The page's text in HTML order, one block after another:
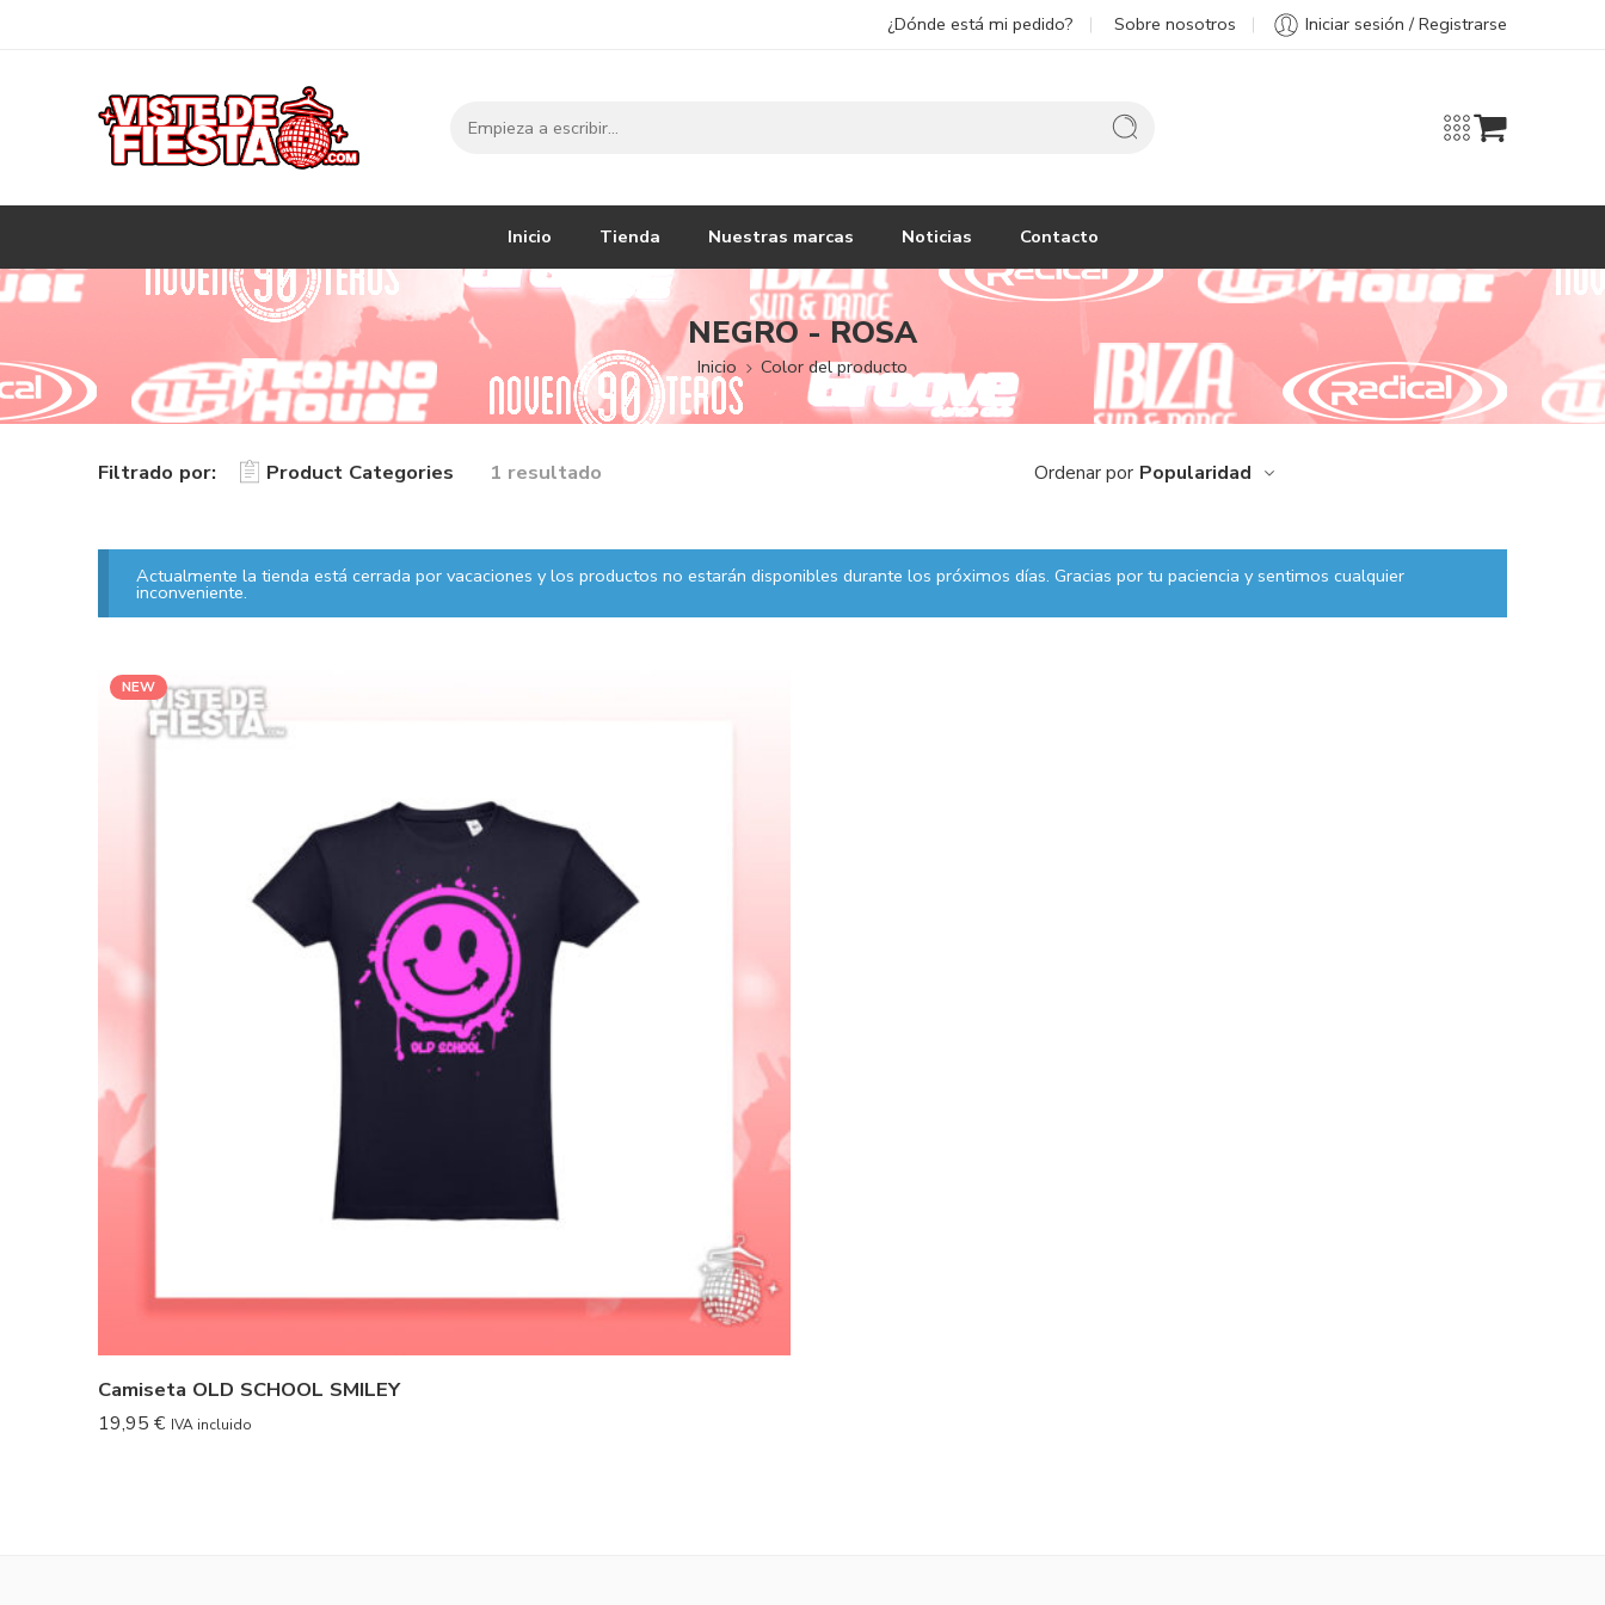
¿Dónde está mi pedido? Sobre nosotros Iniciar sesión / Registrarse
Inicio Tienda Nuestras marcas Noticias Contacto
NEGRO - ROSA
Inicio Color del producto
Filtrado por: Product Categories 1 resultado Ordenar por Popularidad
Actualmente la tienda está cerrada por vacaciones y los productos no estarán disponibles durante los próximos días. Gracias por tu paciencia y sentimos cualquier
inconveniente.
NEW
Camiseta OLD SCHOOL SMILEY
19,95 € IVA incluido